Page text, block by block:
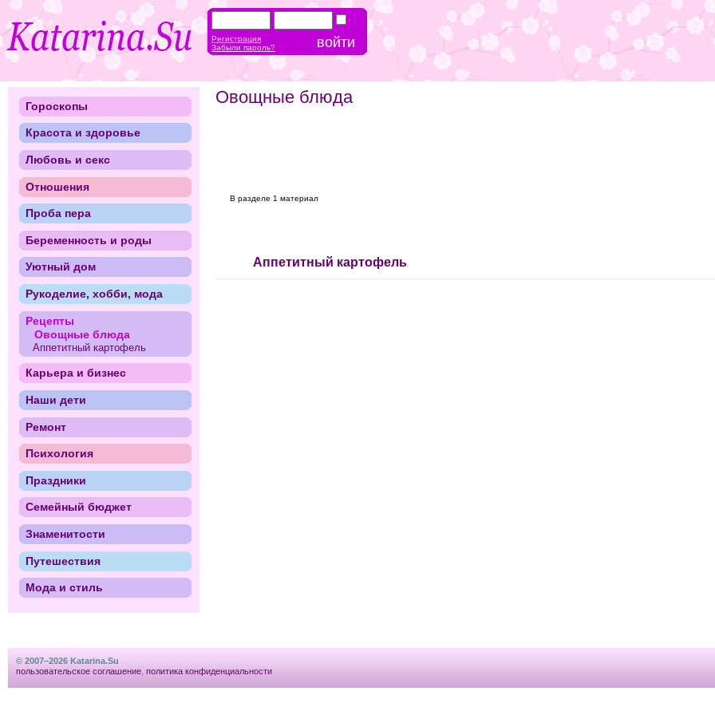
Овощные блюда
В разделе 1 материал
Аппетитный картофель
Гороскопы
Красота и здоровье
Любовь и секс
Отношения
Проба пера
Беременность и роды
Уютный дом
Рукоделие, хобби, мода
Рецепты
Овощные блюда
Аппетитный картофель
Карьера и бизнес
Наши дети
Ремонт
Психология
Праздники
Семейный бюджет
Знаменитости
Путешествия
Мода и стиль
Регистрация
Забыли пароль?
© 2007–2026 Katarina.Su
пользовательское соглашение политика конфиденциальности